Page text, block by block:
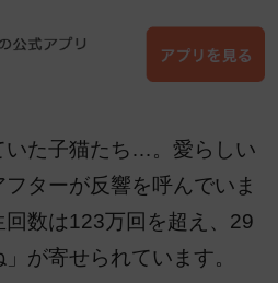
いた子猫たち…。愛らしい
ターが反響を呼んでいま
数は123万回を超え、29
が寄せられています。